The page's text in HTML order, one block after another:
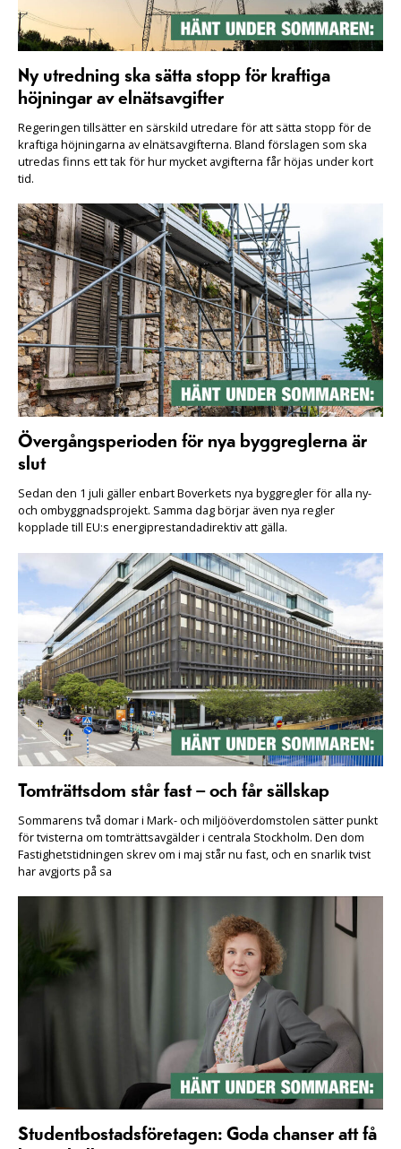
Ny utredning ska sätta stopp för kraftiga
höjningar av elnätsavgifter
Regeringen tillsätter en särskild utredare för att sätta stopp för de
kraftiga höjningarna av elnätsavgifterna. Bland förslagen som ska
utredas finns ett tak för hur mycket avgifterna får höjas under kort
tid.
Övergångsperioden för nya byggreglerna är
slut
Sedan den 1 juli gäller enbart Boverkets nya byggregler för alla ny-
och ombyggnadsprojekt. Samma dag börjar även nya regler
kopplade till EU:s energiprestandadirektiv att gälla.
Tomträttsdom står fast – och får sällskap
Sommarens två domar i Mark- och miljööverdomstolen sätter punkt
för tvisterna om tomträttsavgälder i centrala Stockholm. Den dom
Fastighetstidningen skrev om i maj står nu fast, och en snarlik tvist
har avgjorts på sa
Studentbostadsföretagen: Goda chanser att få